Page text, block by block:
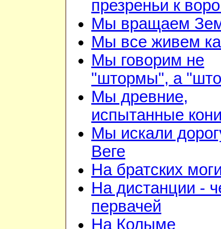
презреньи к
Мы вращаем
Мы все живем
Мы говорим не
"штормы", а
Мы древние,
испытанные
Мы искали
Веге
На братских
На дистанции -
первачей
На Колыме